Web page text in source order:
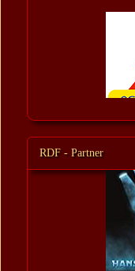
RDF - Partner